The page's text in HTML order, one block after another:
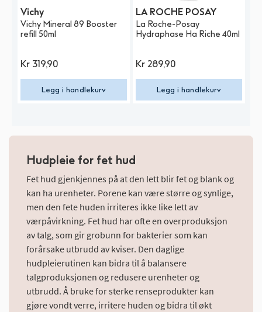
Vichy
Vichy Mineral 89 Booster
refill 50ml
Kr 319,90
Legg i handlekurv
LA ROCHE POSAY
La Roche-Posay
Hydraphase Ha Riche 40ml
Kr 289,90
Legg i handlekurv
Hudpleie for fet hud
Fet hud gjenkjennes på at den lett blir fet og blank og
kan ha urenheter. Porene kan være større og synlige,
men den fete huden irriteres ikke like lett av
værpåvirkning. Fet hud har ofte en overproduksjon
av talg, som gir grobunn for bakterier som kan
forårsake utbrudd av kviser. Den daglige
hudpleierutinen kan bidra til å balansere
talgproduksjonen og redusere urenheter og
utbrudd. Å bruke for sterke renseprodukter kan
gjøre vondt verre, irritere huden og bidra til økt